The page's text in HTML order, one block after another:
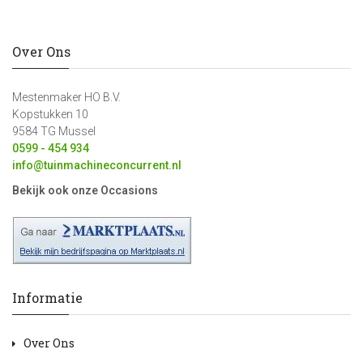
Over Ons
Mestenmaker HO B.V.
Kopstukken 10
9584 TG Mussel
0599 - 454 934
info@tuinmachineconcurrent.nl
Bekijk ook onze Occasions
Informatie
Over Ons